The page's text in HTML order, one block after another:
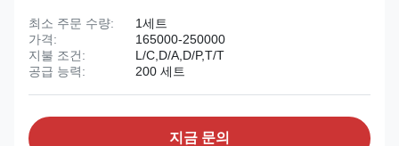
최소 주문 수량:
1세트
가격:
165000-250000
지불 조건:
L/C,D/A,D/P,T/T
공급 능력:
200 세트
지금 문의